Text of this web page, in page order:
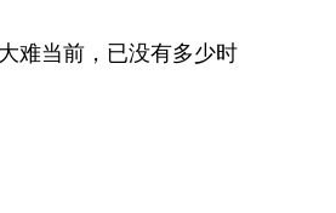
难当前，已没有多少时